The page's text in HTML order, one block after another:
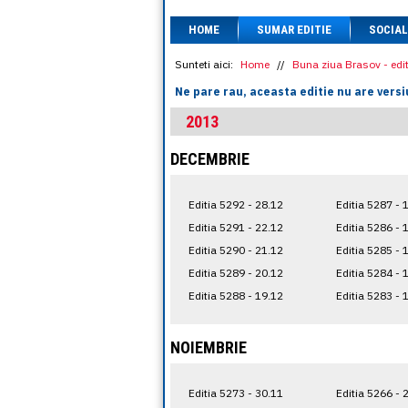
HOME SUMAR EDITIE SOCIAL
Sunteti aici: Home // Buna ziua Brasov -
Ne pare rau, aceasta editie nu are
2013
DECEMBRIE
Editia 5292 - 28.12
Editia 5291 - 22.12
Editia 5290 - 21.12
Editia 5289 - 20.12
Editia 5288 - 19.12
Editia 5287 -
Editia 5286 -
Editia 5285 -
Editia 5284 -
Editia 5283 -
NOIEMBRIE
Editia 5273 - 30.11
Editia 5266 -